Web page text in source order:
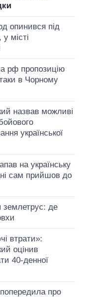
опинився під
місті
рф пропозицію
в Чорному
назвав можливі
української
на українську
сам прийшов до
землетрус: де
втрати»:
оцінив
40-денної
попередила про